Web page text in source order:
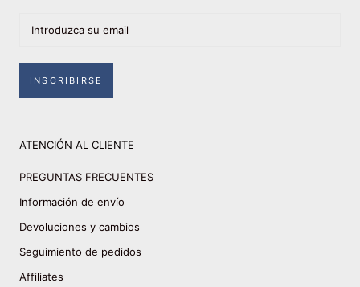
INSCRIBIRSE
ATENCIÓN AL CLIENTE
PREGUNTAS FRECUENTES
Información de envío
Devoluciones y cambios
Seguimiento de pedidos
Affiliates